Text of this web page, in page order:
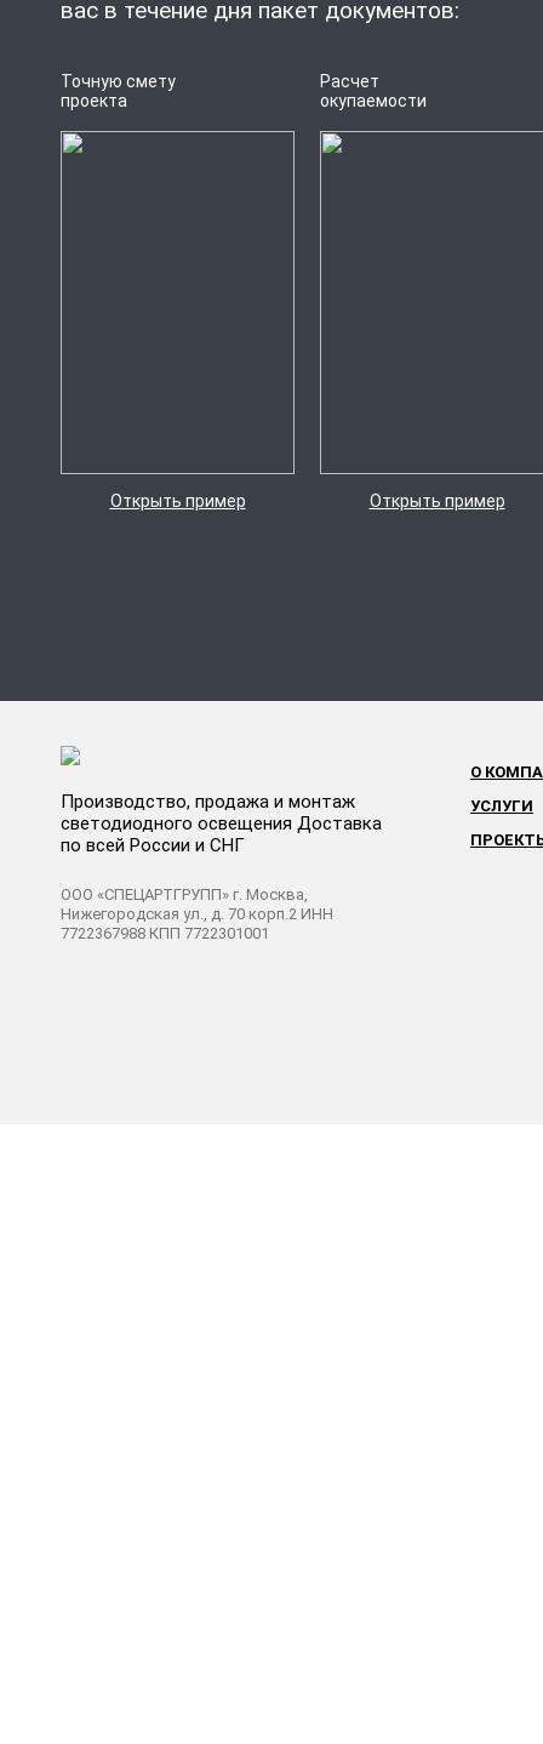
вас в течение дня пакет документов:
Точную смету
проекта
Открыть пример
Расчет
окупаемости
Открыть пример
Производство, продажа и монтаж
светодиодного освещения Доставка
по всей России и СНГ
ООО «СПЕЦАРТГРУПП» г. Москва,
Нижегородская ул., д. 70 корп.2 ИНН
7722367988 КПП 7722301001
О
УСЛУГИ